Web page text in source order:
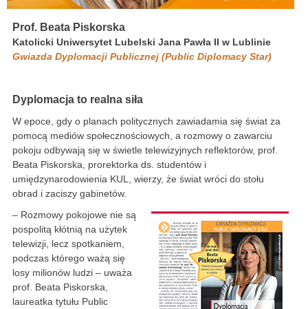
Prof. Beata Piskorska
Katolicki Uniwersytet Lubelski Jana Pawła II w Lublinie
Gwiazda Dyplomacji Publicznej (Public Diplomacy Star)
Dyplomacja to realna siła
W epoce, gdy o planach politycznych zawiadamia się świat za
pomocą mediów społecznościowych, a rozmowy o zawarciu
pokoju odbywają się w świetle telewizyjnych reflektorów, prof.
Beata Piskorska, prorektorka ds. studentów i
umiędzynarodowienia KUL, wierzy, że świat wróci do stołu
obrad i zaciszy gabinetów.
– Rozmowy pokojowe nie są
pospolitą kłótnią na użytek
telewizji, lecz spotkaniem,
podczas którego ważą się
losy milionów ludzi – uważa
prof. Beata Piskorska,
laureatka tytułu Public